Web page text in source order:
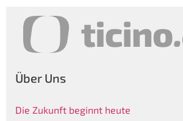
Über Uns
Die Zukunft beginnt heute